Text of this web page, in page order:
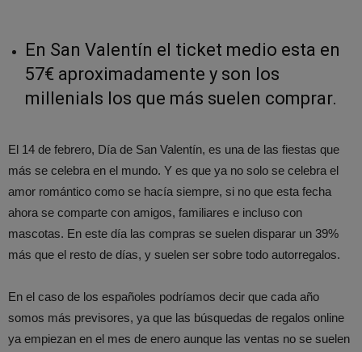
En San Valentín el ticket medio esta en
57€ aproximadamente y son los
millenials los que más suelen comprar.
El 14 de febrero, Día de San Valentín, es una de las fiestas que
más se celebra en el mundo. Y es que ya no solo se celebra el
amor romántico como se hacía siempre, si no que esta fecha
ahora se comparte con amigos, familiares e incluso con
mascotas. En este día las compras se suelen disparar un 39%
más que el resto de días, y suelen ser sobre todo autorregalos.
En el caso de los españoles podríamos decir que cada año
somos más previsores, ya que las búsquedas de regalos online
ya empiezan en el mes de enero aunque las ventas no se suelen